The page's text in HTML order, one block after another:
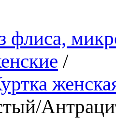
флиса,
/